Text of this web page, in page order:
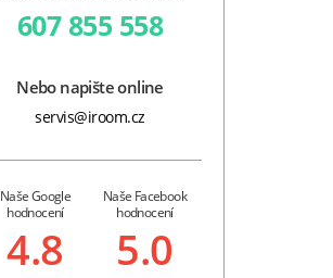
607 855 558
Nebo napište online
servis@iroom.cz
Naše Google
hodnocení
4.8
Naše Facebook
hodnocení
5.0